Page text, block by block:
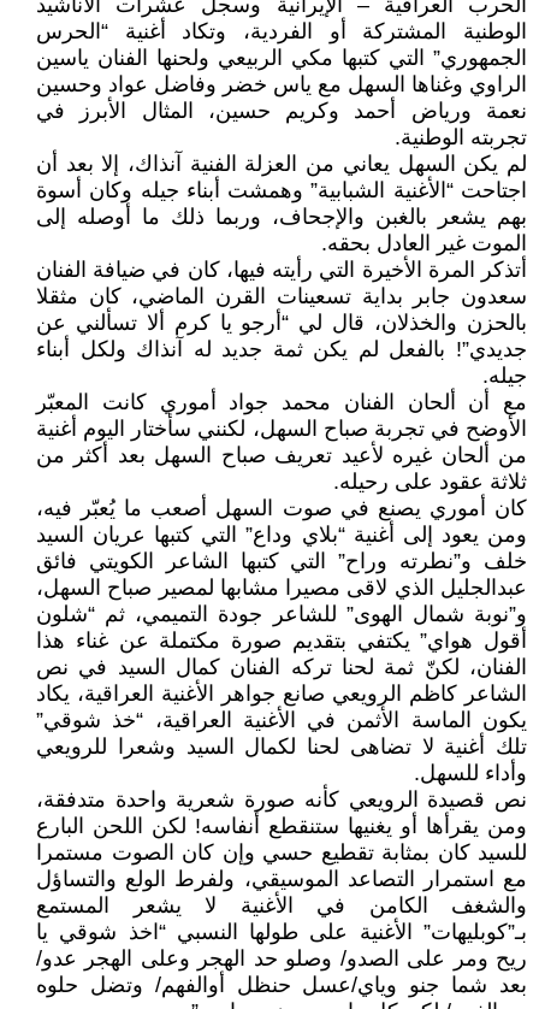
الحرب العراقية – الإيرانية وسجل عشرات الأناشيد
الوطنية المشتركة أو الفردية، وتكاد أغنية “الحرس
الجمهوري” التي كتبها مكي الربيعي ولحنها الفنان ياسين
الراوي وغناها السهل مع ياس خضر وفاضل عواد وحسين
نعمة ورياض أحمد وكريم حسين، المثال الأبرز في
تجربته الوطنية.
لم يكن السهل يعاني من العزلة الفنية آنذاك، إلا بعد أن
اجتاحت “الأغنية الشبابية” وهمشت أبناء جيله وكان أسوة
بهم يشعر بالغبن والإجحاف، وربما ذلك ما أوصله إلى
الموت غير العادل بحقه.
أتذكر المرة الأخيرة التي رأيته فيها، كان في ضيافة الفنان
سعدون جابر بداية تسعينات القرن الماضي، كان مثقلا
بالحزن والخذلان، قال لي “أرجو يا كرم ألا تسألني عن
جديدي”! بالفعل لم يكن ثمة جديد له آنذاك ولكل أبناء
جيله.
مع أن ألحان الفنان محمد جواد أموري كانت المعبّر
الأوضح في تجربة صباح السهل، لكنني سأختار اليوم أغنية
من ألحان غيره لأعيد تعريف صباح السهل بعد أكثر من
ثلاثة عقود على رحيله.
كان أموري يصنع في صوت السهل أصعب ما يُعبّر فيه،
ومن يعود إلى أغنية “بلاي وداع” التي كتبها عريان السيد
خلف و”نطرته وراح” التي كتبها الشاعر الكويتي فائق
عبدالجليل الذي لاقى مصيرا مشابها لمصير صباح السهل،
و”نوبة شمال الهوى” للشاعر جودة التميمي، ثم “شلون
أقول هواي” يكتفي بتقديم صورة مكتملة عن غناء هذا
الفنان، لكنّ ثمة لحنا تركه الفنان كمال السيد في نص
الشاعر كاظم الرويعي صانع جواهر الأغنية العراقية، يكاد
يكون الماسة الأثمن في الأغنية العراقية، “خذ شوقي”
تلك أغنية لا تضاهى لحنا لكمال السيد وشعرا للرويعي
وأداء للسهل.
نص قصيدة الرويعي كأنه صورة شعرية واحدة متدفقة،
ومن يقرأها أو يغنيها ستنقطع أنفاسه! لكن اللحن البارع
للسيد كان بمثابة تقطيع حسي وإن كان الصوت مستمرا
مع استمرار التصاعد الموسيقي، ولفرط الولع والتساؤل
والشغف الكامن في الأغنية لا يشعر المستمع
بـ”كوبليهات” الأغنية على طولها النسبي “اخذ شوقي يا
ريح ومر على الصدو/ وصلو حد الهجر وعلى الهجر عدو/
بعد شما جنو وياي/عسل حنظل أوالفهم/ وتضل حلوه